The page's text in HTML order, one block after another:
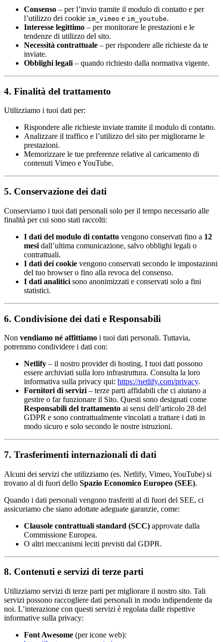
Consenso – per l’invio tramite il modulo di contatto e per
l’utilizzo dei cookie im_vimeo e im_youtube.
Interesse legittimo – per monitorare le prestazioni e le
tendenze di utilizzo del sito.
Necessità contrattuale – per rispondere alle richieste da te
inviate.
Obblighi legali – quando richiesto dalla normativa vigente.
4. Finalità del trattamento
Utilizziamo i tuoi dati per:
Rispondere alle richieste inviate tramite il modulo di contatto.
Analizzare il traffico e l’utilizzo del sito per migliorarne le
prestazioni.
Memorizzare le tue preferenze relative al caricamento di
contenuti Vimeo e YouTube.
5. Conservazione dei dati
Conserviamo i tuoi dati personali solo per il tempo necessario alle
finalità per cui sono stati raccolti:
I dati del modulo di contatto vengono conservati fino a 12
mesi dall’ultima comunicazione, salvo obblighi legali o
contrattuali.
I dati dei cookie vengono conservati secondo le impostazioni
del tuo browser o fino alla revoca del consenso.
I dati analitici sono anonimizzati e conservati solo a fini
statistici.
6. Condivisione dei dati e Responsabili
Non vendiamo né affittiamo i tuoi dati personali. Tuttavia,
potremmo condividere i dati con:
Netlify – il nostro provider di hosting. I tuoi dati possono
essere archiviati sulla loro infrastruttura. Consulta la loro
informativa sulla privacy qui: https://netlify.com/privacy.
Fornitori di servizi – terze parti affidabili che ci aiutano a
gestire o far funzionare il Sito. Questi sono designati come
Responsabili del trattamento ai sensi dell’articolo 28 del
GDPR e sono contrattualmente vincolati a trattare i dati in
modo sicuro e solo secondo le nostre istruzioni.
7. Trasferimenti internazionali di dati
Alcuni dei servizi che utilizziamo (es. Netlify, Vimeo, YouTube) si
trovano al di fuori dello Spazio Economico Europeo (SEE).
Quando i dati personali vengono trasferiti al di fuori del SEE, ci
assicuriamo che siano adottate adeguate garanzie, come:
Clausole contrattuali standard (SCC) approvate dalla
Commissione Europea.
O altri meccanismi leciti previsti dal GDPR.
8. Contenuti e servizi di terze parti
Utilizziamo servizi di terze parti per migliorare il nostro sito. Tali
servizi possono raccogliere dati personali in modo indipendente da
noi. L’interazione con questi servizi è regolata dalle rispettive
informative sulla privacy:
Font Awesome (per icone web):